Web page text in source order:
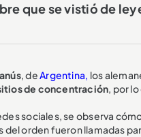
que se vistió de
, deArgentina, los
de concentración, por
sociales, se observa
del orden fueron llamadas